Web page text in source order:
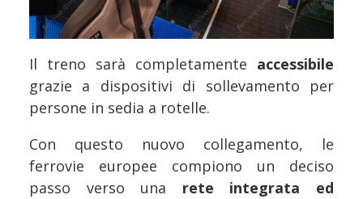
Il treno sarà completamente accessibile
grazie a dispositivi di sollevamento per
persone in sedia a rotelle.
Con questo nuovo collegamento, le
ferrovie europee compiono un deciso
passo verso una rete integrata ed